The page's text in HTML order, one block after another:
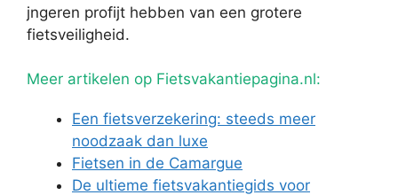
jngeren profijt hebben van een grotere
fietsveiligheid.
Meer artikelen op Fietsvakantiepagina.nl:
Een fietsverzekering: steeds meer
noodzaak dan luxe
Fietsen in de Camargue
De ultieme fietsvakantiegids voor